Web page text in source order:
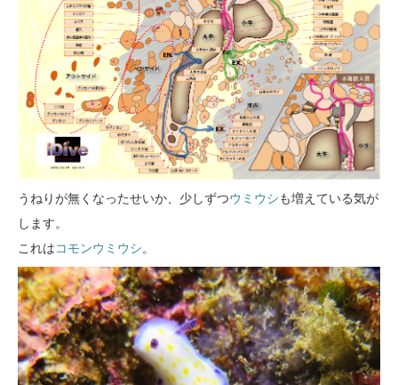
うねりが無くなったせいか、少しずつウミウシも増えている気が
します。
これはコモンウミウシ。